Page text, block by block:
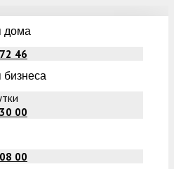
дома
46
бизнеса
00
00